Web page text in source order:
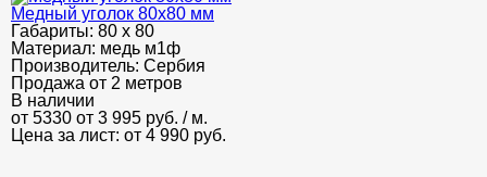
Медный уголок 80х80 мм
Габариты: 80 х 80
Материал: медь м1ф
Производитель: Сербия
Продажа от 2 метров
В наличии
от 5330 от 3 995 руб. / м.
Цена за лист: от 4 990 руб.